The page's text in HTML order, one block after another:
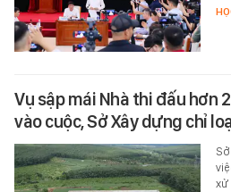
Vụ sập mái Nhà thi đấu hơn
vào cuộc, Sở Xây dựng chỉ
xử